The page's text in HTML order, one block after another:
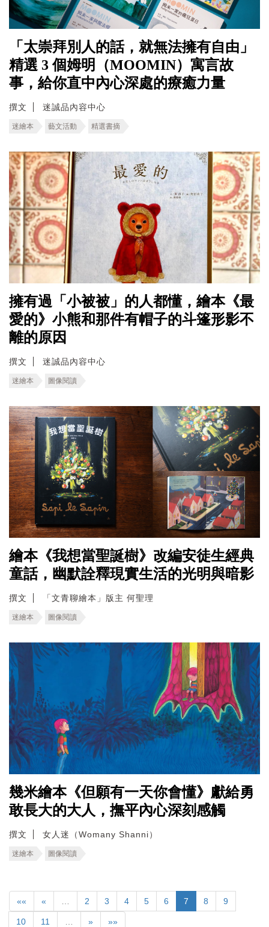
「太崇拜別人的話，就無法擁有自由」
精選 3 個姆明（MOOMIN）寓言故
事，給你直中內心深處的療癒力量
撰文 迷誠品內容中心
迷繪本 藝文活動 精選書摘
擁有過「小被被」的人都懂，繪本《最
愛的》小熊和那件有帽子的斗篷形影不
離的原因
撰文 迷誠品內容中心
迷繪本 圖像閱讀
繪本《我想當聖誕樹》改編安徒生經典
童話，幽默詮釋現實生活的光明與暗影
撰文 「文青聊繪本」版主 何聖理
迷繪本 圖像閱讀
幾米繪本《但願有一天你會懂》獻給勇
敢長大的大人，撫平內心深刻感觸
撰文 女人迷（Womany Shanni）
迷繪本 圖像閱讀
«« « 2 3 4 5 6 7 8 9
10 11 » »»